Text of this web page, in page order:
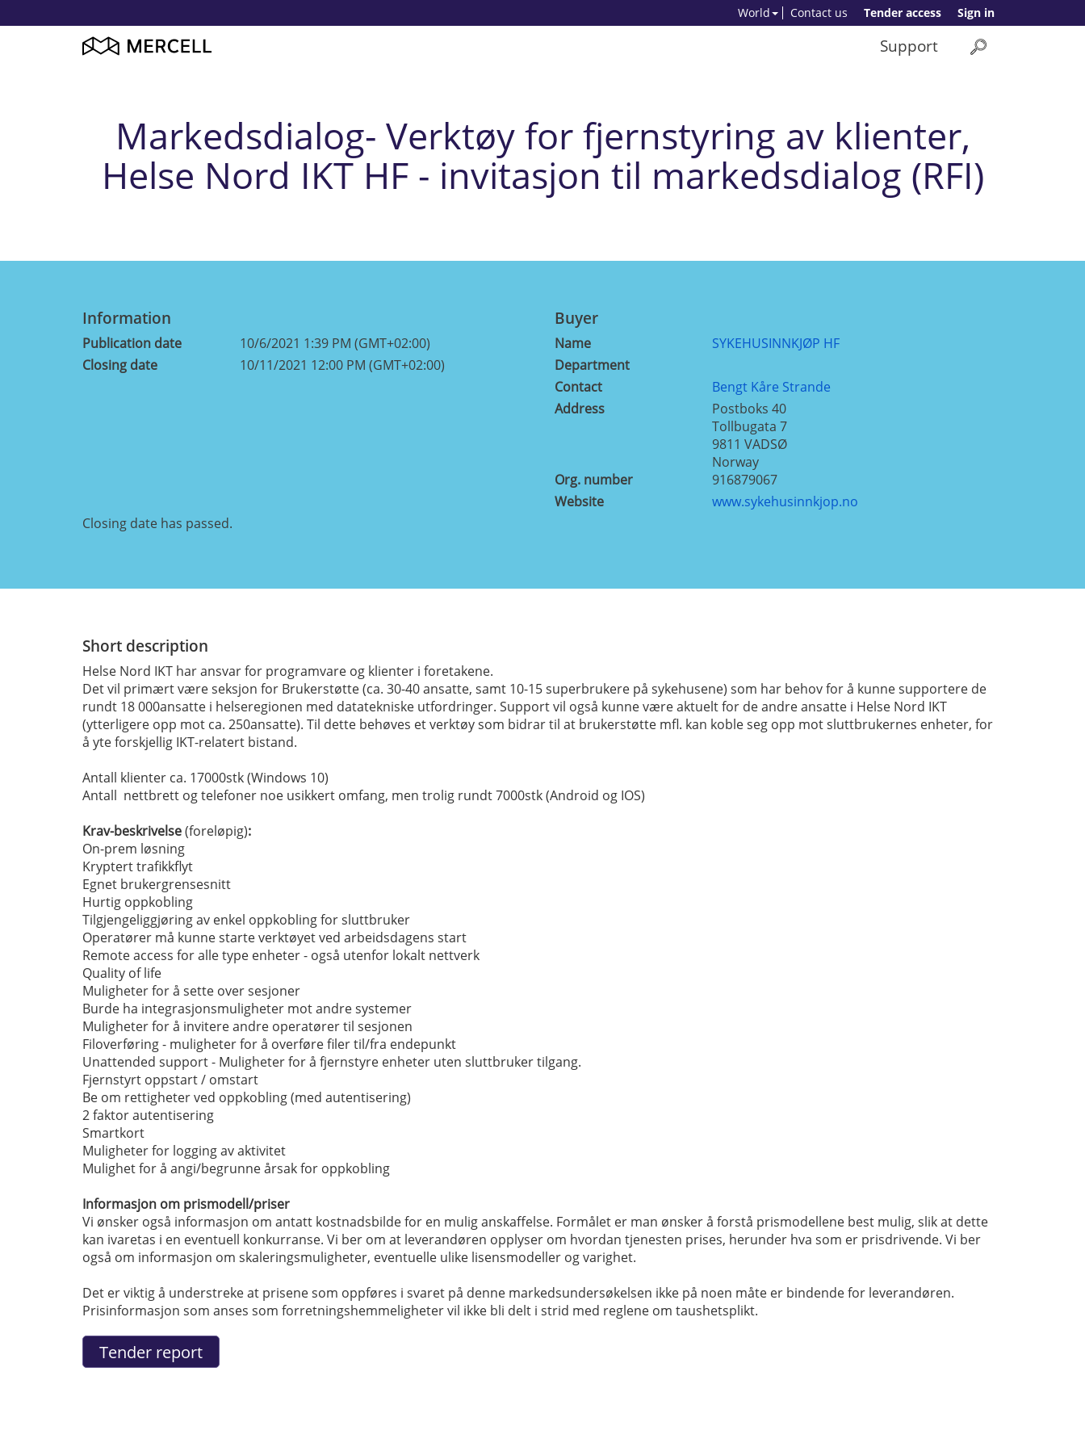
Sign in
Tender access
Contact us
World
Support
Markedsdialog- Verktøy for fjernstyring av klienter,
Helse Nord IKT HF - invitasjon til markedsdialog (RFI)
Information
Publication date
10/6/2021 1:39 PM (GMT+02:00)
Closing date
10/11/2021 12:00 PM (GMT+02:00)
Buyer
Name
SYKEHUSINNKJØP HF
Department
Contact
Bengt Kåre Strande
Address
Postboks 40
Tollbugata 7
9811 VADSØ
Norway
Org. number
916879067
Website
www.sykehusinnkjop.no
Closing date has passed.
Short description
Helse Nord IKT har ansvar for programvare og klienter i foretakene.
Det vil primært være seksjon for Brukerstøtte (ca. 30-40 ansatte, samt 10-15 superbrukere på sykehusene) som har behov for å kunne supportere de
rundt 18 000ansatte i helseregionen med datatekniske utfordringer. Support vil også kunne være aktuelt for de andre ansatte i Helse Nord IKT
(ytterligere opp mot ca. 250ansatte). Til dette behøves et verktøy som bidrar til at brukerstøtte mfl. kan koble seg opp mot sluttbrukernes enheter, for
å yte forskjellig IKT-relatert bistand.
Antall klienter ca. 17000stk (Windows 10)
Antall nettbrett og telefoner noe usikkert omfang, men trolig rundt 7000stk (Android og IOS)
Krav-beskrivelse(foreløpig):
On-prem løsning
Kryptert trafikkflyt
Egnet brukergrensesnitt
Hurtig oppkobling
Tilgjengeliggjøring av enkel oppkobling for sluttbruker
Operatører må kunne starte verktøyet ved arbeidsdagens start
Remote access for alle type enheter - også utenfor lokalt nettverk
Quality of life
Muligheter for å sette over sesjoner
Burde ha integrasjonsmuligheter mot andre systemer
Muligheter for å invitere andre operatører til sesjonen
Filoverføring - muligheter for å overføre filer til/fra endepunkt
Unattended support - Muligheter for å fjernstyre enheter uten sluttbruker tilgang.
Fjernstyrt oppstart / omstart
Be om rettigheter ved oppkobling (med autentisering)
2 faktor autentisering
Smartkort
Muligheter for logging av aktivitet
Mulighet for å angi/begrunne årsak for oppkobling
Informasjon om prismodell/priser
Vi ønsker også informasjon om antatt kostnadsbilde for en mulig anskaffelse. Formålet er man ønsker å forstå prismodellene best mulig, slik at dette
kan ivaretas i en eventuell konkurranse. Vi ber om at leverandøren opplyser om hvordan tjenesten prises, herunder hva som er prisdrivende. Vi ber
også om informasjon om skaleringsmuligheter, eventuelle ulike lisensmodeller og varighet.
Det er viktig å understreke at prisene som oppføres i svaret på denne markedsundersøkelsen ikke på noen måte er bindende for leverandøren.
Prisinformasjon som anses som forretningshemmeligheter vil ikke bli delt i strid med reglene om taushetsplikt.